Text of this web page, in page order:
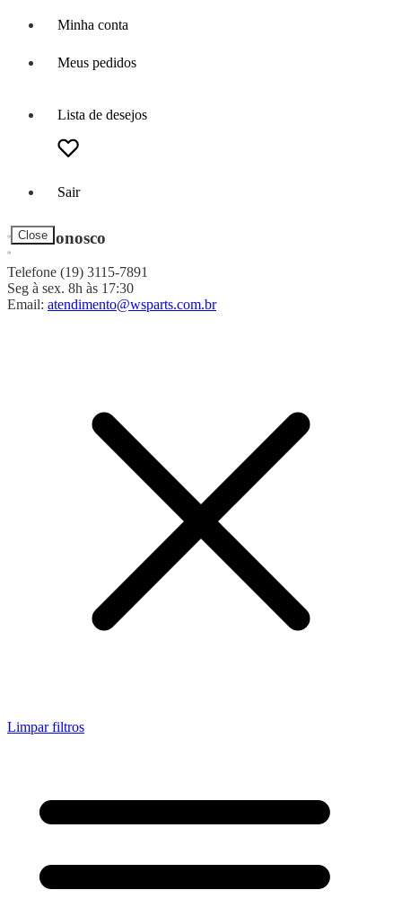
Minha conta
Meus pedidos
Lista de desejos
Sair
Close
Fale Conosco
Telefone (19) 3115-7891
Seg à sex. 8h às 17:30
Email: atendimento@wsparts.com.br
Limpar filtros